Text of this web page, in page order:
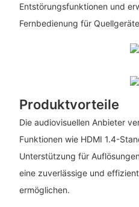
Entstörungsfunktionen und
Fernbedienung für
Produktvorteile
Die audiovisuellen Anbieter
Funktionen wie HDMI 1.4-
Unterstützung für
eine zuverlässige und
ermöglichen.